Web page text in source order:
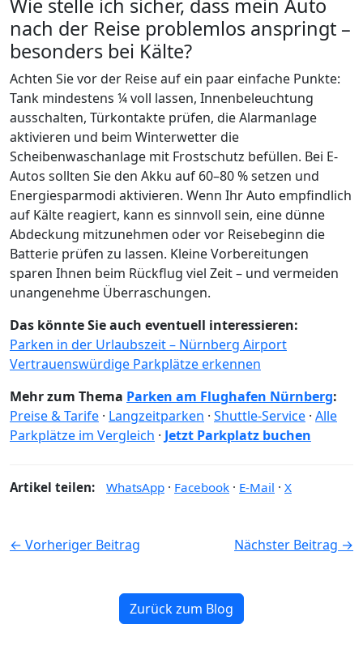
Wie stelle ich sicher, dass mein Auto
nach der Reise problemlos anspringt –
besonders bei Kälte?
Achten Sie vor der Reise auf ein paar einfache Punkte:
Tank mindestens ¼ voll lassen, Innenbeleuchtung
ausschalten, Türkontakte prüfen, die Alarmanlage
aktivieren und beim Winterwetter die
Scheibenwaschanlage mit Frostschutz befüllen. Bei E-
Autos sollten Sie den Akku auf 60–80 % setzen und
Energiesparmodi aktivieren. Wenn Ihr Auto empfindlich
auf Kälte reagiert, kann es sinnvoll sein, eine dünne
Abdeckung mitzunehmen oder vor Reisebeginn die
Batterie prüfen zu lassen. Kleine Vorbereitungen
sparen Ihnen beim Rückflug viel Zeit – und vermeiden
unangenehme Überraschungen.
Das könnte Sie auch eventuell interessieren:
Parken in der Urlaubszeit – Nürnberg Airport
Vertrauenswürdige Parkplätze erkennen
Mehr zum Thema Parken am Flughafen Nürnberg:
Preise & Tarife · Langzeitparken · Shuttle-Service · Alle
Parkplätze im Vergleich · Jetzt Parkplatz buchen
Artikel teilen: WhatsApp · Facebook · E-Mail · X
← Vorheriger Beitrag Nächster Beitrag →
Zurück zum Blog